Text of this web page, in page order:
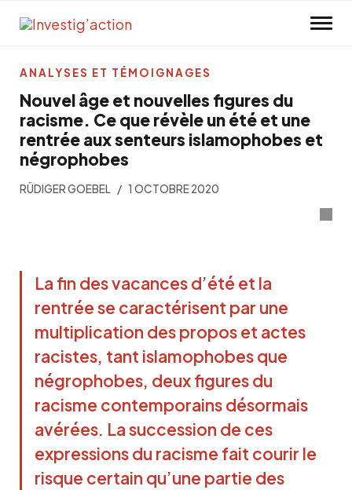
Nouvel âge et nouvelles figures du
racisme. Ce que révèle un été et une
rentrée aux senteurs islamophobes et
négrophobes
RÜDIGER GOEBEL 1 OCTOBRE 2020
La fin des vacances d’été et la
rentrée se caractérisent par une
multiplication des propos et actes
racistes, tant islamophobes que
négrophobes, deux figures du
racisme contemporains désormais
avérées. La succession de ces
expressions du racisme fait courir le
risque certain qu’une partie des
ANALYSES ET TÉMOIGNAGES